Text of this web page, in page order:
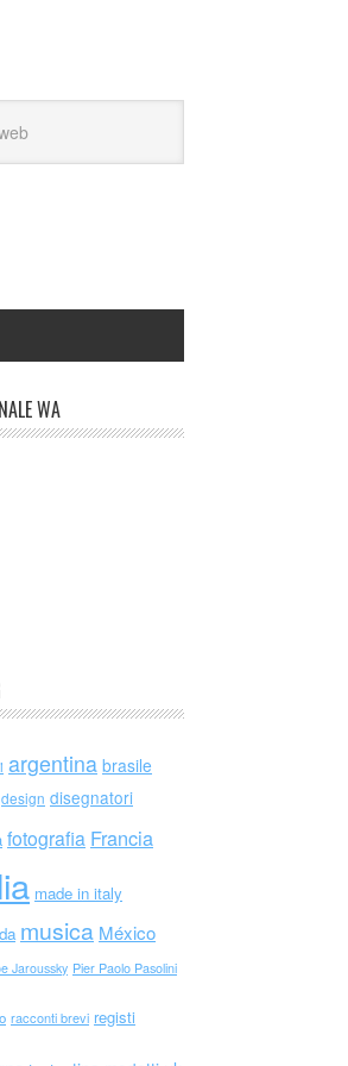
WA
argentina brasile
design disegnatori
fotografia Francia
made in italy
musica México
Jaroussky Pier Paolo Pasolini
racconti brevi registi